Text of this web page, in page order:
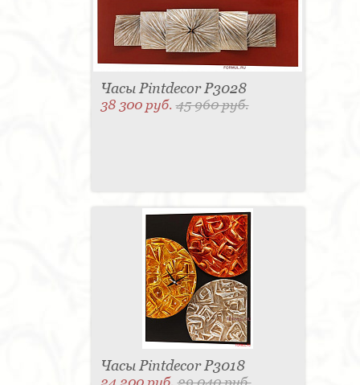
Часы Pintdecor P3028
38 300 руб.45 960 руб.
Часы Pintdecor P3018